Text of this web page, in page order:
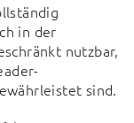
in der
nutzbar,
sind.